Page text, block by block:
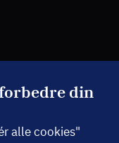
din
alle cookies"